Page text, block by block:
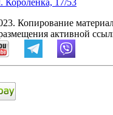
Короленка, 17/53
Копирование
активной